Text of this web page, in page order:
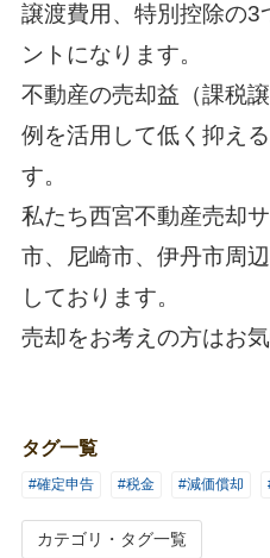
譲渡費用、特別控除の3
ントになります。
不動産の売却益（課税
例を活用して低く抑え
す。
私たち西宮不動産売却
市、尼崎市、伊丹市周
しております。
売却をお考えの方はお
タグ一覧
#確定申告 #税金 #減価償却
カテゴリ・タグ一覧